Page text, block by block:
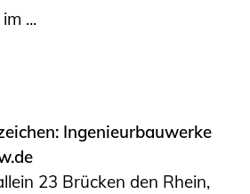
...
Ingenieurbauwerke
23 Brücken den Rhein,